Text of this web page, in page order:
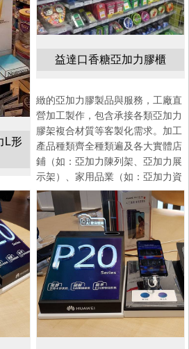
L形
益達口香糖亞加力膠櫃
緻的亞加力膠製品與服務，工廠直
營加工製作，包含承接各類亞加力
膠架複合材質等客製化需求。加工
產品種類齊全種類遍及各大實體店
鋪（如：亞加力陳列架、亞加力展
示架）、家用品業（如：亞加力資